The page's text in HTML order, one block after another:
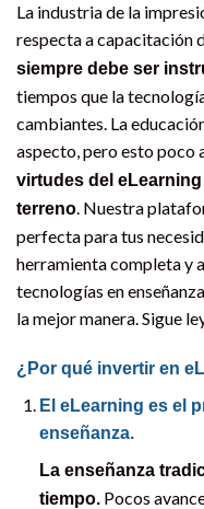
La industria de la
respecta a capacitación
siempre debe ser
tiempos que la
cambiantes. La
aspecto, pero esto poco
virtudes del
terreno. Nuestra
perfecta para tus
herramienta completa y
tecnologías en
la mejor manera. Sigue
¿Por qué invertir en
El eLearning es el
enseñanza.
La enseñanza
tiempo.Pocos